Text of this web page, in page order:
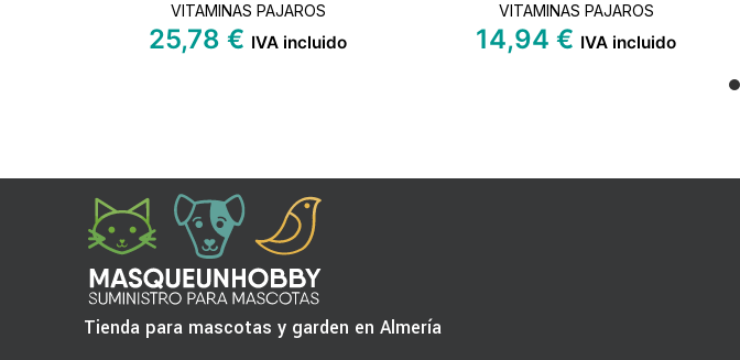
VITAMINAS PAJAROS
25,78 € IVA incluido
VITAMINAS PAJAROS
14,94 € IVA incluido
Tienda para mascotas y garden en Almería